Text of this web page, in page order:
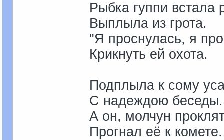
Рыбка гуппи встала
Выплыла из грота.
"Я проснулась, я
Крикнуть ей охота.
Подплыла к сому
С надеждою беседы.
А он, молчун
Прогнал её к комете.